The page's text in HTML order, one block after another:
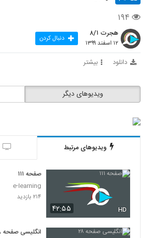
۱۹۴
هجرت ۸/۱
۱۲ اسفند ۱۳۹۹ دنبال کردن
دانلود بیشتر
ویدیوهای دیگر
ویدیوهای مرتبط
۴۲:۵۵ HD
صفحه ۱۱۱
e-learning
۲۱۴ بازدید
انگلیسی صفحه ۲۸